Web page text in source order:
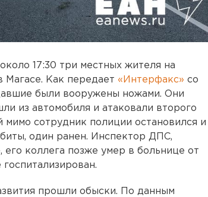
17:30 три местных жителя на
Магасе. Как передает «Интерфакс» со
были вооружены ножами. Они
из автомобиля и атаковали второго
сотрудник полиции остановился и
один ранен. Инспектор ДПС,
его коллега позже умер в больнице от
прошли обыски. По данным